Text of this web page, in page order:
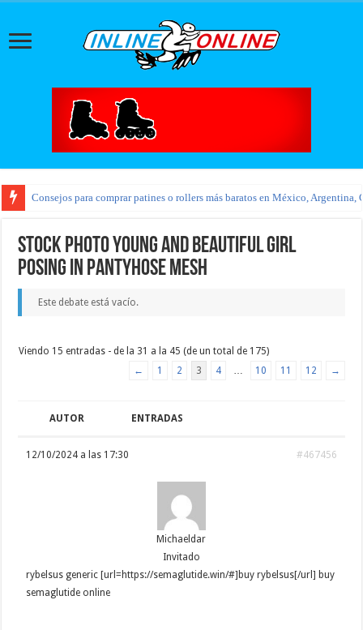
Consejos para comprar patines o rollers más baratos en México, Argentina,
Stock photo young and beautiful girl
posing in pantyhose mesh
Este debate está vacío.
Viendo 15 entradas - de la 31 a la 45 (de un total de 175)
←
1 2 3 4 … 10 11 12 →
AUTOR ENTRADAS
12/10/2024 a las 17:30 #467456
Michaeldar
Invitado
rybelsus generic [url=https://semaglutide.win/#]buy rybelsus[/url] buy
semaglutide online